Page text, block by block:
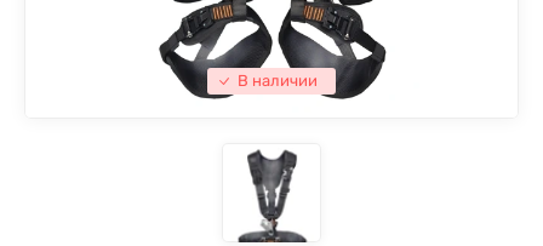
В наличии